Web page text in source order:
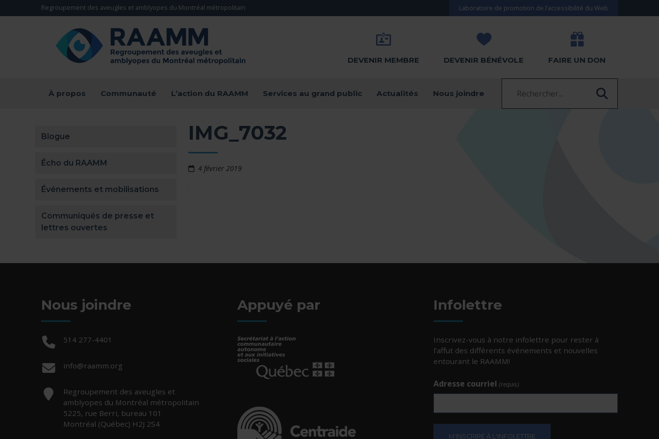
Aller directement au contenu
Regroupement des aveugles et amblyopes du Montréal métropolitain Laboratoire de promotion de l’accessibilité du Web
DEVENIR MEMBRE DEVENIR BÉNÉVOLE FAIRE UN DON
À propos Communauté L’action du RAAMM Services au grand public Actualités Nous joindre
Blogue
Écho du RAAMM
Événements et mobilisations
Communiqués de presse et
lettres ouvertes
IMG_7032
4 février 2019
Nous joindre
Téléphone :
514 277-4401
Courriel :
info@raamm.org
Adresse :
Regroupement des aveugles et
amblyopes du Montréal métropolitain
5225, rue Berri, bureau 101
Montréal (Québec) H2J 2S4
Appuyé par
- Cet hyperlien s'ouvrira dans une nouvelle fenêtre.
Infolettre
Inscrivez-vous à notre infolettre pour rester à
l’affut des différents événements et nouvelles
entourant le RAAMM!
Adresse courriel (requis)